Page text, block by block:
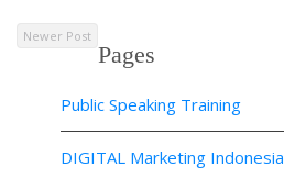
Newer Post
Pages
Public Speaking Training
DIGITAL Marketing Indonesia